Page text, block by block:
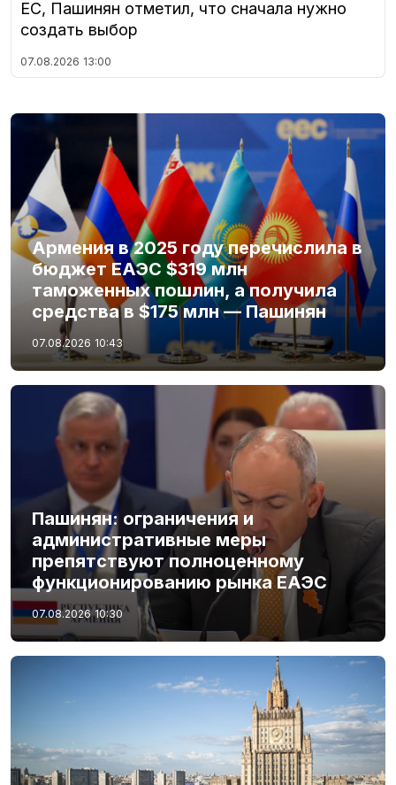
ЕС, Пашинян отметил, что сначала нужно
создать выбор
07.08.2026 13:00
Армения в 2025 году перечислила в
бюджет ЕАЭС $319 млн
таможенных пошлин, а получила
средства в $175 млн — Пашинян
07.08.2026 10:43
Пашинян: ограничения и
административные меры
препятствуют полноценному
функционированию рынка ЕАЭС
07.08.2026 10:30